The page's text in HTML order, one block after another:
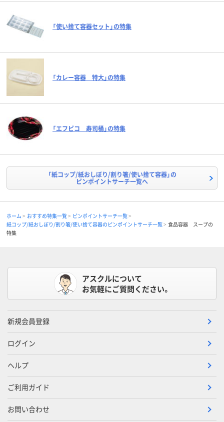
「使い捨て容器セット」の特集
「カレー容器 特大」の特集
「エフピコ 寿司桶」の特集
「紙コップ/紙おしぼり/割り箸/使い捨て容器」の
ピンポイントサーチ一覧へ
ホーム おすすめ特集一覧
ピンポイントサーチ一覧
紙コップ/紙おしぼり/割り箸/使い捨て容器のピンポイントサーチ一覧
食品容器 スープの
特集
アスクルについて
お気軽にご質問ください。
新規会員登録
ログイン
ヘルプ
ご利用ガイド
お問い合わせ